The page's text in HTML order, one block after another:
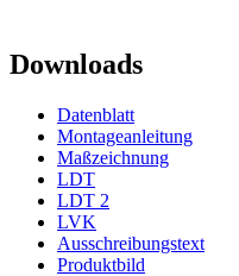
Downloads
Datenblatt
Montageanleitung
Maßzeichnung
LDT
LDT 2
LVK
Ausschreibungstext
Produktbild